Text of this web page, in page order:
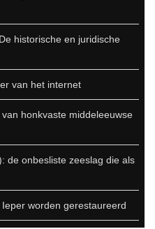
historische en juridische
van het internet
honkvaste middeleeuwse
de onbesliste zeeslag die als
worden gerestaureerd